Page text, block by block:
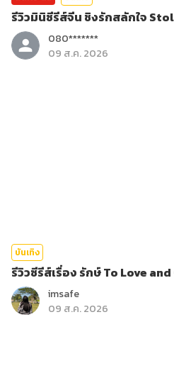
รีวิวมินิซีรีส์จีน ชิงรักสลักใจ
080*******
09 ส.ค. 2026
บันเทิง
รีวิวซีรีส์เรื่อง รักษ์ To Love
imsafe
09 ส.ค. 2026